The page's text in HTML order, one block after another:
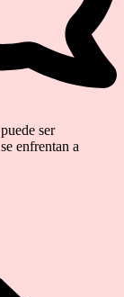
ser
enfrentan a